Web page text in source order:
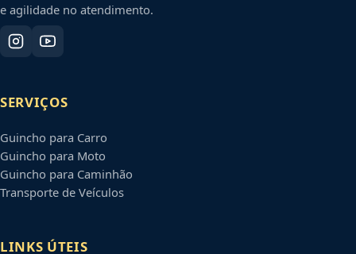
e agilidade no atendimento.
SERVIÇOS
Guincho para Carro
Guincho para Moto
Guincho para Caminhão
Transporte de Veículos
LINKS ÚTEIS